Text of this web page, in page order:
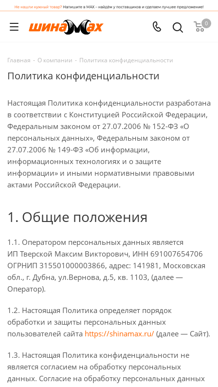
0
Главная - О компании - Политика конфиденциальности
Политика конфиденциальности
Настоящая Политика конфиденциальности разработана
в соответствии с Конституцией Российской Федерации,
Федеральным законом от 27.07.2006 № 152-ФЗ «О
персональных данных», Федеральным законом от
27.07.2006 № 149-ФЗ «Об информации,
информационных технологиях и о защите
информации» и иными нормативными правовыми
актами Российской Федерации.
1. Общие положения
1.1. Оператором персональных данных является
ИП Тверской Максим Викторович, ИНН 691007654706
ОГРНИП 315501000003866, адрес: 141981, Московская
обл., г. Дубна, ул.Вернова, д.5, кв. 1103, (далее —
Оператор).
1.2. Настоящая Политика определяет порядок
обработки и защиты персональных данных
пользователей сайта https://shinamax.ru/ (далее — Сайт).
1.3. Настоящая Политика конфиденциальности не
является согласием на обработку персональных
данных. Согласие на обработку персональных данных